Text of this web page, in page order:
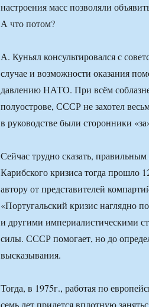
настроения масс позволяли
А что потом?
А. Куньял консультировался с
случае и возможности оказания
давлению НАТО. При всём
полуострове, СССР не захотел
в руководстве были сторонники
Сейчас трудно сказать,
Карибского кризиса тогда прошло
автору от представителей
«Португальский кризис
и другими империалистическими
силы. СССР помогает, но до
высказывания.
Тогда, в 1975г., работая по